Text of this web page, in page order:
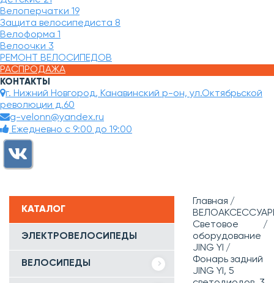
Велоперчатки 19
Защита велосипедиста 8
Велоформа 1
Велоочки 3
РЕМОНТ ВЕЛОСИПЕДОВ
РАСПРОДАЖА
КОНТАКТЫ
г. Нижний Новгород, Канавинский р-он, ул.Октябрьской
революции д.60
g-velonn@yandex.ru
Ежедневно с 9:00 до 19:00
КАТАЛОГ
ЭЛЕКТРОВЕЛОСИПЕДЫ
ВЕЛОСИПЕДЫ
Главная
Световое
оборудование
JING YI
Фонарь задний
JING YI, 5